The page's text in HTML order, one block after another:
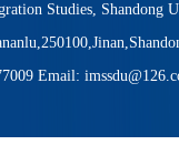
Studies, Shandong
Email: